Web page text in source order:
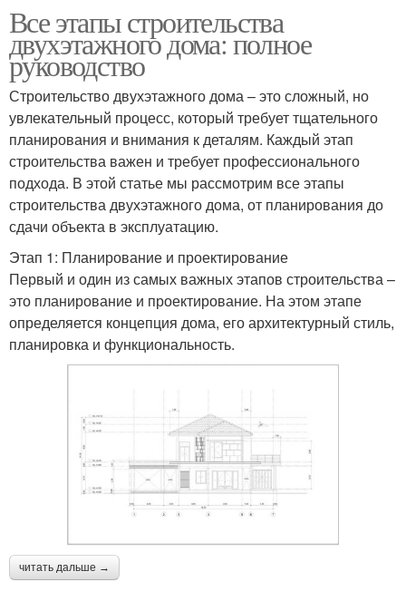
Все этапы строительства
двухэтажного дома: полное
руководство
Строительство двухэтажного дома – это сложный, но
увлекательный процесс, который требует тщательного
планирования и внимания к деталям. Каждый этап
строительства важен и требует профессионального
подхода. В этой статье мы рассмотрим все этапы
строительства двухэтажного дома, от планирования до
сдачи объекта в эксплуатацию.
Этап 1: Планирование и проектирование
Первый и один из самых важных этапов строительства –
это планирование и проектирование. На этом этапе
определяется концепция дома, его архитектурный стиль,
планировка и функциональность.
читать дальше →